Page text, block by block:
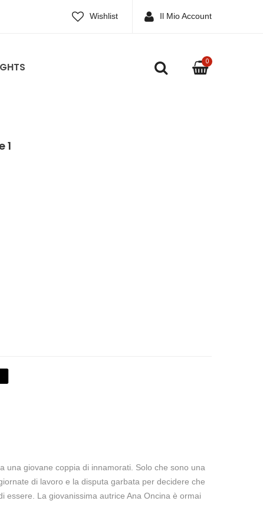
Wishlist Il Mio Account
0
1
una giovane coppia di innamorati. Solo che sono una
di lavoro e la disputa garbata per decidere che
La giovanissima autrice Ana Oncina è ormai